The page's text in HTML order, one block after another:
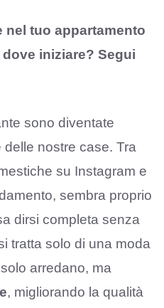
nel tuo appartamento
iniziare? Segui
sono diventate
nostre case. Tra
su Instagram e
sembra proprio
dirsi completa senza
tratta solo di una moda
arredano, ma
, migliorando la qualità